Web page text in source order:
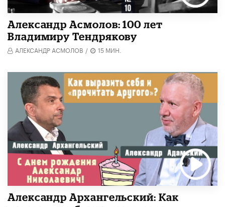
Александр Асмолов: 100 лет
Владимиру Тендрякову
АЛЕКСАНДР АСМОЛОВ / 15 МИН.
Александр Архангельский: Как